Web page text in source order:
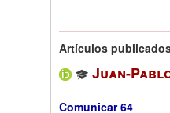
Artículos
Juan-
Comunicar 64